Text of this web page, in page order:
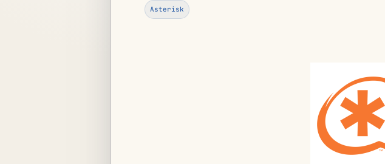
Asterisk